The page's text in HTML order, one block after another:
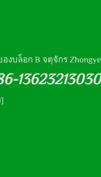
องบล็อก B จตุจักร
13623213030